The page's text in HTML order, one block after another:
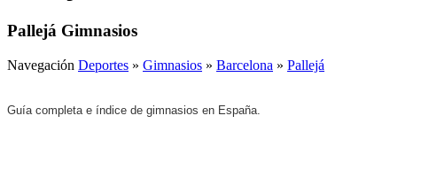
Pallejá Gimnasios
Navegación Deportes » Gimnasios » Barcelona » Pallejá
Guía completa e índice de gimnasios en España.